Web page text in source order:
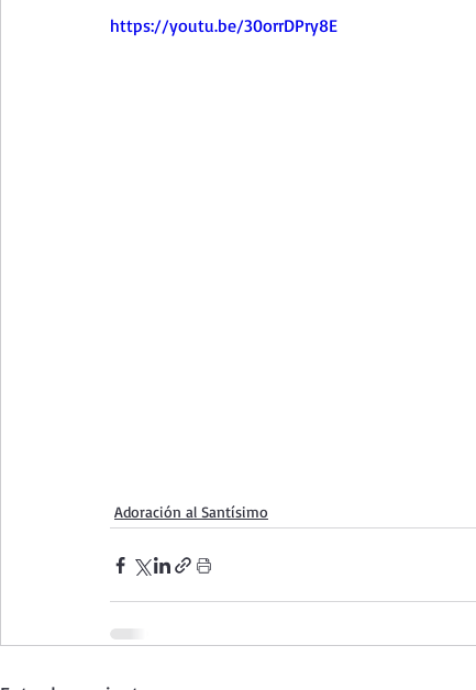
https://youtu.be/30orrDPry8E
Adoración al Santísimo